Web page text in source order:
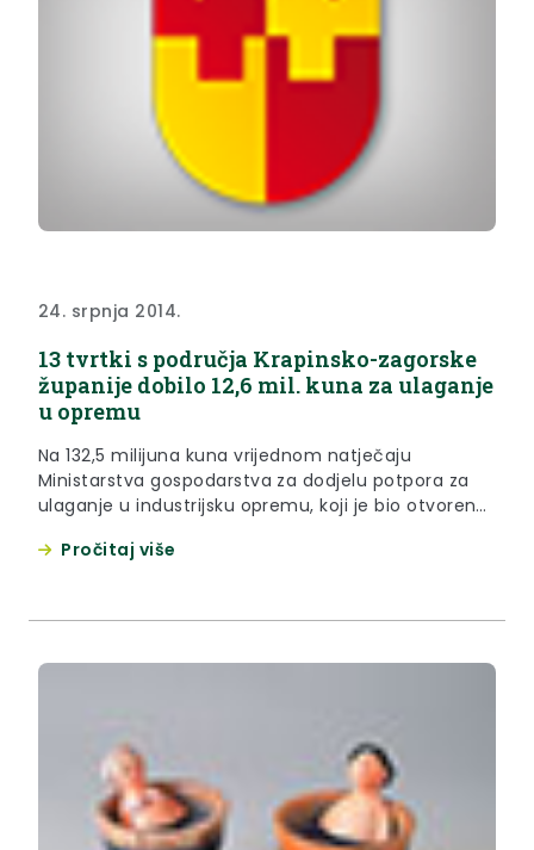
24. srpnja 2014.
13 tvrtki s područja Krapinsko-zagorske
županije dobilo 12,6 mil. kuna za ulaganje
u opremu
Na 132,5 milijuna kuna vrijednom natječaju
Ministarstva gospodarstva za dodjelu potpora za
ulaganje u industrijsku opremu, koji je bio otvoren
s područja Krapinsko-zagorske županije, i to u
Pročitaj više